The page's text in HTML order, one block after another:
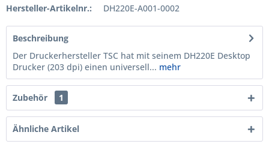
Hersteller-Artikelnr.:
DH220E-A001-0002
Beschreibung
Der Druckerhersteller TSC hat mit seinem DH220E Desktop
Drucker (203 dpi) einen universell... mehr
Zubehör 1
Ähnliche Artikel